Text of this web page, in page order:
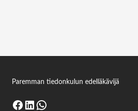
Kirjaudu sisään
Paremman tiedonkulun edelläkävijä
Facebook LinkedIn WhatsApp